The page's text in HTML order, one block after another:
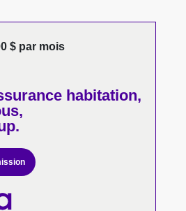
$ par mois
habitation,